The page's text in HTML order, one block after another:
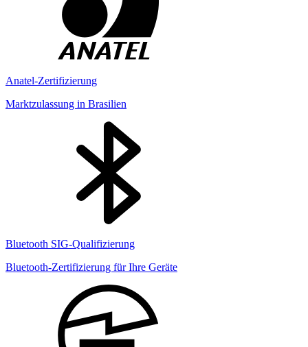
Anatel-Zertifizierung
Marktzulassung in Brasilien
Bluetooth SIG-Qualifizierung
Bluetooth-Zertifizierung für Ihre Geräte